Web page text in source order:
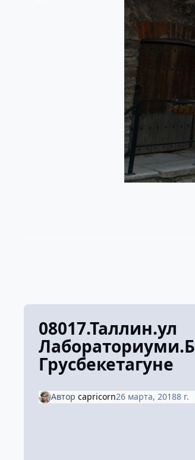
08017.Таллин.ул
Грусбекетагуне
Автор capricorn26 марта, 20188 г.